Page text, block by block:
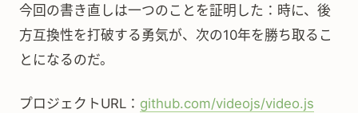
今回の書き直しは一つのことを証明した：時に、後
方互換性を打破する勇気が、次の10年を勝ち取るこ
とになるのだ。
プロジェクトURL： github.com/videojs/video.js